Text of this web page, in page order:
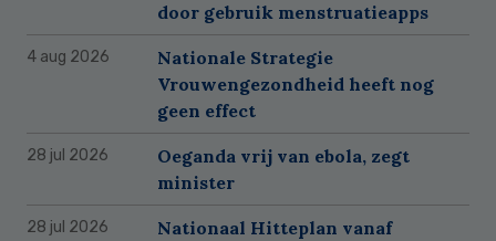
door gebruik menstruatieapps
4 aug 2026
Nationale Strategie
Vrouwengezondheid heeft nog
geen effect
28 jul 2026
Oeganda vrij van ebola, zegt
minister
28 jul 2026
Nationaal Hitteplan vanaf